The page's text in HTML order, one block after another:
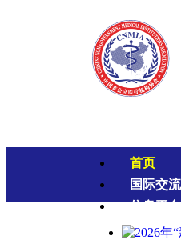
首页
国际交流
信息平台